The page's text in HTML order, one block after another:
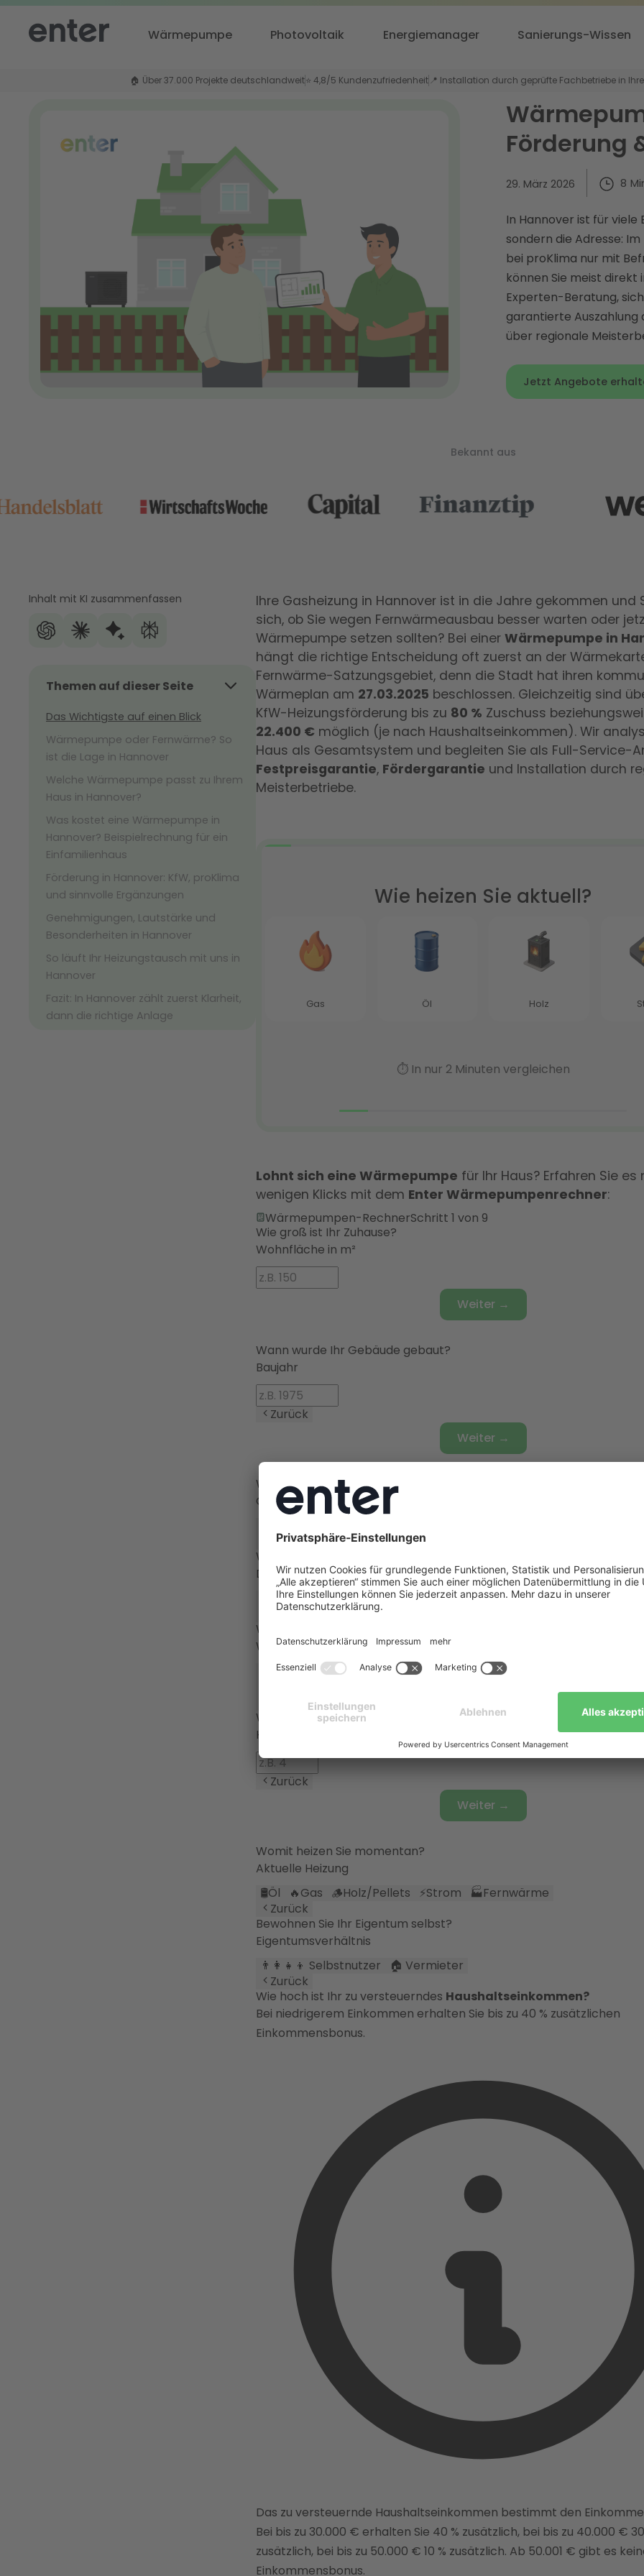
Wärmepumpe Photovoltaik Energiemanager Sanierungs-Wissen
🏠 Über 37.000 Projekte deutschlandweit⭐ 4,8/5 Kundenzufriedenheit 📍 Installation durch geprüfte Fachbetriebe in
Förderung
29. März 2026 8
In Hannover ist für
sondern die Adresse:
bei proKlima nur mit
können Sie meist direkt
Experten-Beratung,
garantierte Auszahlung
über regionale
Jetzt Angebote
Bekannt aus
Inhalt mit KI zusammenfassen
Themen auf dieser Seite
Das Wichtigste auf einen Blick
Wärmepumpe oder Fernwärme? So
ist die Lage in Hannover
Welche Wärmepumpe passt zu Ihrem
Haus in Hannover?
Was kostet eine Wärmepumpe in
Hannover? Beispielrechnung für ein
Einfamilienhaus
Förderung in Hannover: KfW, proKlima
und sinnvolle Ergänzungen
Genehmigungen, Lautstärke und
Besonderheiten in Hannover
So läuft Ihr Heizungstausch mit uns in
Hannover
Fazit: In Hannover zählt zuerst Klarheit,
dann die richtige Anlage
Ihre Gasheizung in Hannover ist in die Jahre gekommen und
sich, ob Sie wegen Fernwärmeausbau besser warten oder
Wärmepumpe setzen sollten? Bei einer Wärmepumpe in
hängt die richtige Entscheidung oft zuerst an der
Fernwärme-Satzungsgebiet, denn die Stadt hat ihren
Wärmeplan am 27.03.2025 beschlossen. Gleichzeitig sind
KfW-Heizungsförderung bis zu 80 % Zuschuss
22.400 € möglich (je nach Haushaltseinkommen). Wir
Haus als Gesamtsystem und begleiten Sie als Full-Service-
Festpreisgarantie, Fördergarantie und Installation durch
Meisterbetriebe.
Lohnt sich eine Wärmepumpe für Ihr Haus? Erfahren Sie es
wenigen Klicks mit dem Enter Wärmepumpenrechner:
Wärmepumpen-RechnerSchritt 1 von 9
Wie groß ist Ihr Zuhause?
Wohnfläche in m²
Weiter →
Wann wurde Ihr Gebäude gebaut?
Baujahr
Zurück
Weiter →
Welchen Gebäudetyp haben Sie?
Gebäudeart
Zurück
Wie gut ist Ihr Gebäude gedämmt?
Dämmstandard
Ungedämmt 🔧 Teilsaniert ✅Vollsaniert 🏗️Neubaustandard
Zurück
Wie werden die Räume beheizt?
Wärmeverteilsystem
Heizkörper 🌡️ Fußbodenheizung 🔀Fußbodenheizung &
Wie viele Personen leben in Ihrem Haushalt?
Haushaltsgröße
Zurück
Weiter →
Womit heizen Sie momentan?
Aktuelle Heizung
🛢️Öl 🔥Gas 🪵Holz/Pellets ⚡Strom 🏭Fernwärme
Zurück
Bewohnen Sie Ihr Eigentum selbst?
Eigentumsverhältnis
👨‍👩‍👧‍👦 Selbstnutzer
🏠 Vermieter
Zurück
Wie hoch ist Ihr zu versteuerndes Haushaltseinkommen?
Bei niedrigerem Einkommen erhalten Sie bis zu 40 % zusätzlichen
Einkommensbonus.
Das zu versteuernde Haushaltseinkommen bestimmt den
Bei bis zu 30.000 € erhalten Sie 40 % zusätzlich, bei bis zu 40.000 €
zusätzlich, bei bis zu 50.000 € 10 % zusätzlich. Ab 50.001 € gibt es
Einkommensbonus.